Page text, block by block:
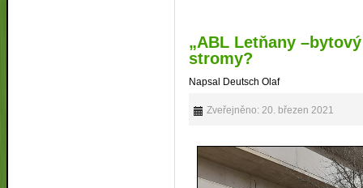
„ABL Letňany
stromy?
Napsal Deutsch Olaf
Zveřejněno: 20. březen 2021